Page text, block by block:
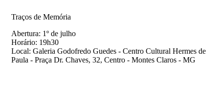
Traços de Memória
Abertura: 1º de julho
Horário: 19h30
Local: Galeria Godofredo Guedes - Centro Cultural Hermes de
Paula - Praça Dr. Chaves, 32, Centro - Montes Claros - MG